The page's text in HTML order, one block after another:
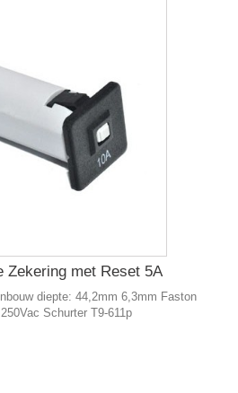
Zekering met Reset 5A
diepte: 44,2mm 6,3mm Faston
Schurter T9-611p